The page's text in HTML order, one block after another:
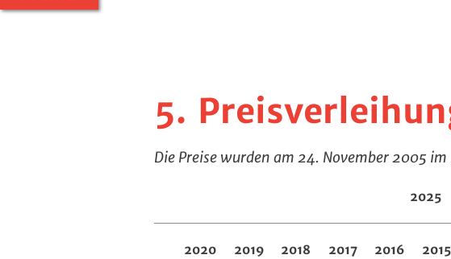
5.
Die Preise wurden am 24. November 2005
2025
2020 2019 2018 2017 2016 2015